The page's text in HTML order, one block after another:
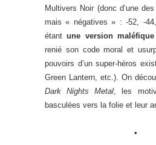
Multivers Noir (donc d’une
mais « négatives » : -52, -
étantune version
renié son code moral et
pouvoirs d’un super-héros
Green Lantern, etc.). On
Dark Nights Metal, les
basculées vers la folie et leur
•